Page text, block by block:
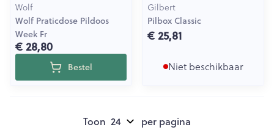
Wolf
Wolf Praticdose Pildoos
Week Fr
€ 28,80
Bestel
Gilbert
Pilbox Classic
€ 25,81
Niet beschikbaar
Toon per pagina